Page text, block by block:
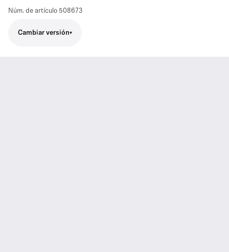
Núm. de artículo 508673
Cambiar versión